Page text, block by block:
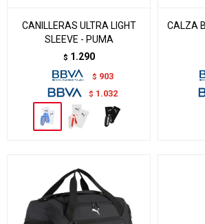
CANILLERAS ULTRA LIGHT
SLEEVE - PUMA
$ 1.290
$ 903
$ 1.032
CALZA